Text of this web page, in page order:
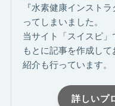
『水素健康インスト
ってしまいました。
当サイト「スイスピ
もとに記事を作成し
紹介も行っています。
詳しいプ